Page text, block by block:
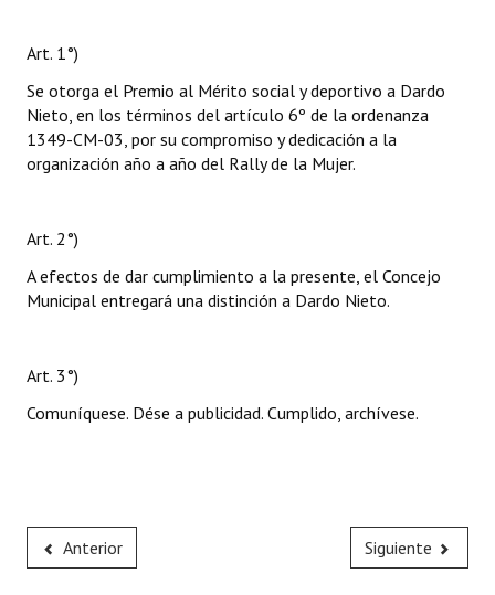
Art. 1°)
Se otorga el Premio al Mérito social y deportivo a Dardo
Nieto, en los términos del artículo 6º de la ordenanza
1349-CM-03, por su compromiso y dedicación a la
organización año a año del Rally de la Mujer.
Art. 2°)
A efectos de dar cumplimiento a la presente, el Concejo
Municipal entregará una distinción a Dardo Nieto.
Art. 3°)
Comuníquese. Dése a publicidad. Cumplido, archívese.
Anterior Siguiente